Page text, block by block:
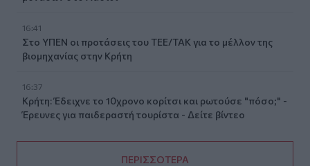
16:41
Στο ΥΠΕΝ οι προτάσεις του ΤΕΕ/ΤΑΚ για το μέλλον της
βιομηχανίας στην Κρήτη
16:37
Κρήτη: Έδειχνε το 10χρονο κορίτσι και ρωτούσε "πόσο;" -
Έρευνες για παιδεραστή τουρίστα - Δείτε βίντεο
ΠΕΡΙΣΣΟΤΕΡΑ